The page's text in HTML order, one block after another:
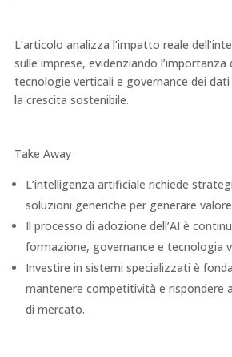
L’articolo analizza l’impatto reale
sulle imprese, evidenziando
tecnologie verticali e governance dei
la crescita sostenibile.
Take Away
L’intelligenza artificiale richiede
soluzioni generiche per generare
Il processo di adozione dell’AI è
formazione, governance e tecnologia
Investire in sistemi specializzati è
mantenere competitività e rispondere
di mercato.